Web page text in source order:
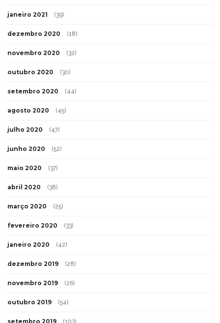
janeiro 2021 (39)
dezembro 2020 (18)
novembro 2020 (32)
outubro 2020 (30)
setembro 2020 (44)
agosto 2020 (45)
julho 2020 (47)
junho 2020 (52)
maio 2020 (37)
abril 2020 (38)
março 2020 (25)
fevereiro 2020 (33)
janeiro 2020 (42)
dezembro 2019 (28)
novembro 2019 (26)
outubro 2019 (54)
setembro 2019